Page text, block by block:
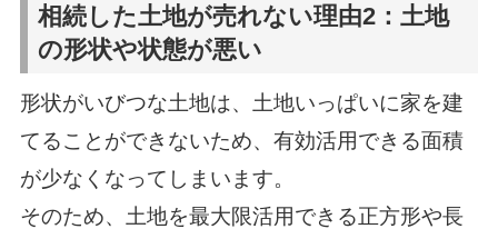
相続した土地が売れない理由2：土地
の形状や状態が悪い
形状がいびつな土地は、土地いっぱいに家を建
てることができないため、有効活用できる面積
が少なくなってしまいます。
そのため、土地を最大限活用できる正方形や長